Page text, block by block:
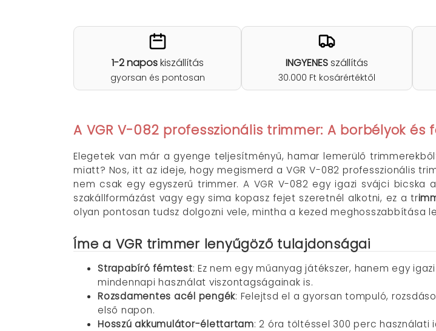
1-2 naposkiszállítás
gyorsan és pontosan
INGYENESszállítás
30.000 Ft kosárértéktől
A VGR V-082 professzionális trimmer: A borbélyok
Elegetek van már a gyenge teljesítményű, hamar lemerülő
miatt? Nos, itt az ideje, hogy megismerd a VGR V-082 professzionális
nem csak egy egyszerű trimmer. A VGR V-082 egy igazi svájci
szakállformázást vagy egy sima kopasz fejet szeretnél alkotni, ez a tr
olyan pontosan tudsz dolgozni vele, mintha a kezed meghosszabbítása
Íme a VGR trimmer lenyűgöző tulajdonságai
Strapabíró fémtest: Ez nem egy műanyag játékszer, hanem egy
mindennapi használat viszontagságainak is.
Rozsdamentes acél pengék: Felejtsd el a gyorsan tompuló,
első napon.
Hosszú akkumulátor-élettartam: 2 óra töltéssel 300 perc használati